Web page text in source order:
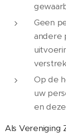
Geen
andere
Op de
uw
en
Als Vereniging